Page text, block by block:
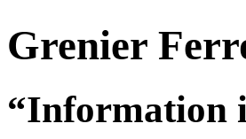
Grenier
“Information